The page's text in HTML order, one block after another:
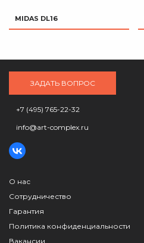
MIDAS DL16
ЗАДАТЬ ВОПРОС
+7 (495) 765-22-32
info@art-complex.ru
О нас
Сотрудничество
Гарантия
Политика конфиденциальности
Вакансии